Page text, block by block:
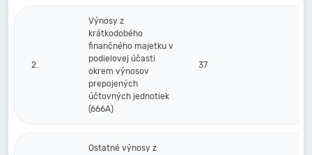
2.
Výnosy z
krátkodobého
finančného majetku v
podielovej účasti
okrem výnosov
prepojených
účtovných jednotiek
(666A)
37
Ostatné výnosy z